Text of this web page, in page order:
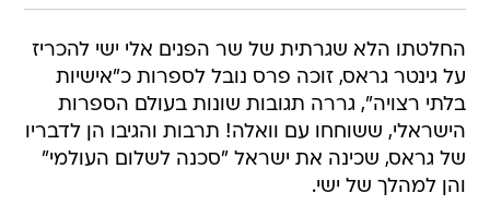
החלטתו הלא שגרתית של שר הפנים אלי ישי להכריז
על גינטר גראס, זוכה פרס נובל לספרות כ"אישיות
בלתי רצויה", גררה תגובות שונות בעולם הספרות
הישראלי, ששוחחו עם וואלה! תרבות והגיבו הן לדבריו
של גראס, שכינה את ישראל "סכנה לשלום העולמי"
והן למהלך של ישי.